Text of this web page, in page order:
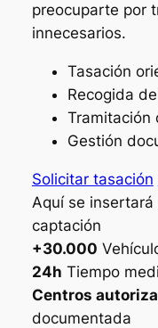
preocuparte por
innecesarios.
Tasación
Recogida
Tramitación
Gestión
Solicitar tasación
Aquí se
captación
+30.000
24h Tiempo
Centros
documentada